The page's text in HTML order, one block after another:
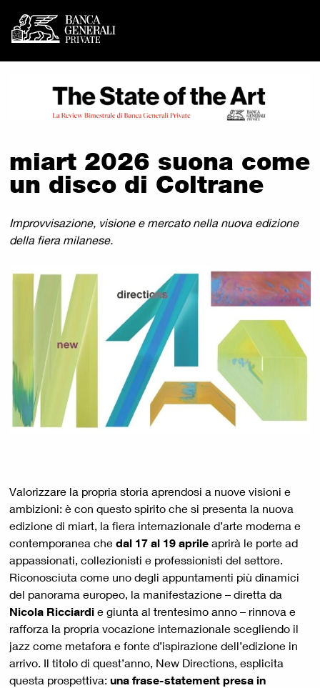
Banca Generali Private
Vai al contenuto principale
miart 2026 suona come
un disco di Coltrane
Improvvisazione, visione e mercato nella nuova edizione
della fiera milanese.
Valorizzare la propria storia aprendosi a nuove visioni e
ambizioni: è con questo spirito che si presenta la nuova
edizione di miart, la fiera internazionale d’arte moderna e
contemporanea che dal 17 al 19 aprile aprirà le porte ad
appassionati, collezionisti e professionisti del settore.
Riconosciuta come uno degli appuntamenti più dinamici
del panorama europeo, la manifestazione – diretta da
Nicola Ricciardi e giunta al trentesimo anno – rinnova e
rafforza la propria vocazione internazionale scegliendo il
jazz come metafora e fonte d’ispirazione dell’edizione in
arrivo. Il titolo di quest’anno, New Directions, esplicita
questa prospettiva: una frase-statement presa in